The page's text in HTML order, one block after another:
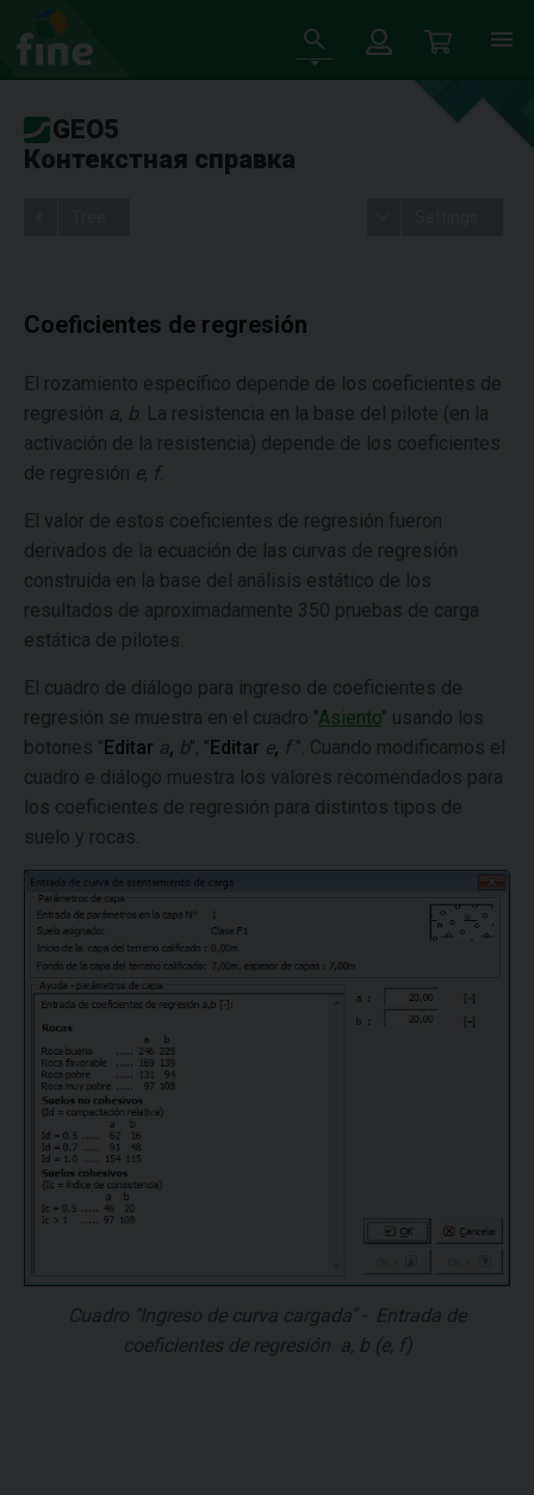
GEO5
Контекстная справка
Coeficientes de regresión
El rozamiento específico depende de los coeficientes de
regresión a, b . La resistencia en la base del pilote (en la
activación de la resistencia) depende de los coeficientes
de regresión e, f.
El valor de estos coeficientes de regresión fueron
derivados de la ecuación de las curvas de regresión
construida en la base del análisis estático de los
resultados de aproximadamente 350 pruebas de carga
estática de pilotes.
El cuadro de diálogo para ingreso de coeficientes de
regresión se muestra en el cuadro "Asiento" usando los
botones "Editar a, b", "Editar e, f". Cuando modificamos el
cuadro e diálogo muestra los valores recomendados para
los coeficientes de regresión para distintos tipos de
suelo y rocas.
Cuadro "Ingreso de curva cargada" - Entrada de
coeficientes de regresión a, b(e, f)